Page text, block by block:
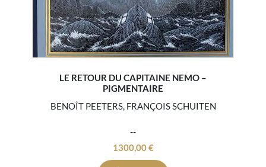
LE RETOUR DU CAPITAINE NEMO –
PIGMENTAIRE
1300,00€
BENOÎT PEETERS, FRANÇOIS SCHUITEN